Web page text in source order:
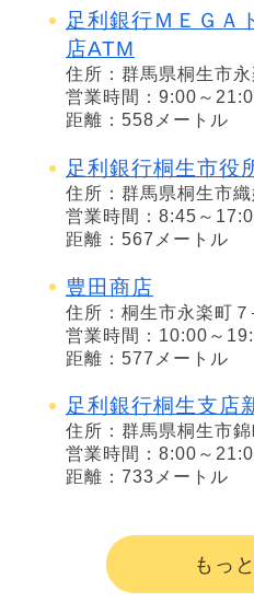
足利銀行ＭＥＧＡ
店ATM
住所：群馬県桐生市
営業時間：9:00～
距離：558メートル
足利銀行桐生市役
住所：群馬県桐生市
営業時間：8:45～
距離：567メートル
豊田商店
住所：桐生市永楽町
営業時間：10:00～
距離：577メートル
足利銀行桐生支店
住所：群馬県桐生市
営業時間：8:00～
距離：733メートル
もっ